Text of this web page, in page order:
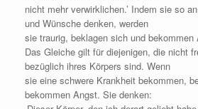
nicht mehr verwirklichen.’ Indem sie so
und Wünsche denken, werden
sie traurig, beklagen sich und bekommen
Das Gleiche gilt für diejenigen, die nicht
bezüglich ihres Körpers sind. Wenn
sie eine schwere Krankheit bekommen,
bekommen Angst. Sie denken: